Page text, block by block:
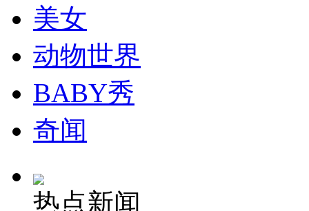
纽约上演“枕头大战”
司机酒驾遇交警 急速倒车逃窜
美女
动物世界
BABY秀
奇闻
热点新闻